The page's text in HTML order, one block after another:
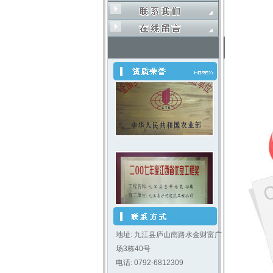
地址: 九江县庐山南路水金财富广
场3栋40号
电话: 0792-6812309